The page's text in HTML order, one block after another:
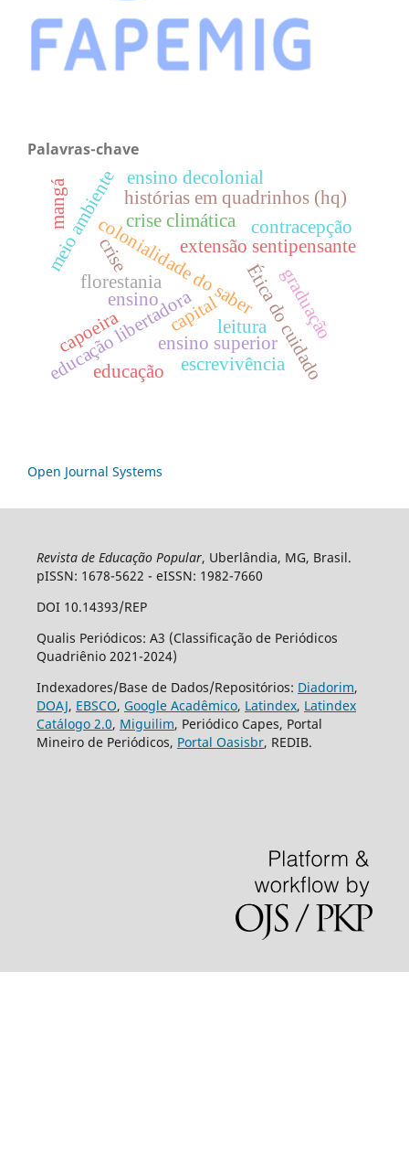
Palavras-chave
extensão sentipensante
colonialidade do saber
educação libertadora
florestania Ética do cuidado
ensino superior
crise climática
crise
capital
meio ambiente histórias em quadrinhos (hq)
ensino decolonial
ensino graduação
escrevivência
educação
mangá
leitura
capoeira
contracepção
Open Journal Systems
Revista de Educação Popular, Uberlândia, MG, Brasil.
pISSN: 1678-5622 - eISSN: 1982-7660
DOI 10.14393/REP
Qualis Periódicos: A3 (Classificação de Periódicos
Quadriênio 2021-2024)
Indexadores/Base de Dados/Repositórios: Diadorim,
DOAJ, EBSCO, Google Acadêmico, Latindex, Latindex
Catálogo 2.0, Miguilim, Periódico Capes, Portal
Mineiro de Periódicos, Portal Oasisbr, REDIB.